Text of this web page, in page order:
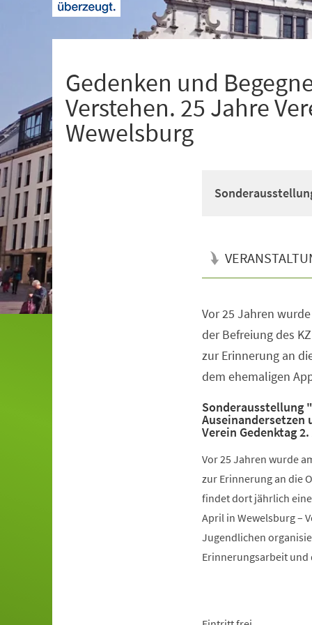
Gedenken und
Verstehen. 25 Jahre
Wewelsburg
Vor 25 Jahren
der Befreiung des
zur Erinnerung an
dem ehemaligen
Sonderausstellung
Auseinandersetzen
Verein Gedenktag
Vor 25 Jahren wurde
zur Erinnerung an die
findet dort jährlich
April in Wewelsburg –
Jugendlichen
Erinnerungsarbeit und